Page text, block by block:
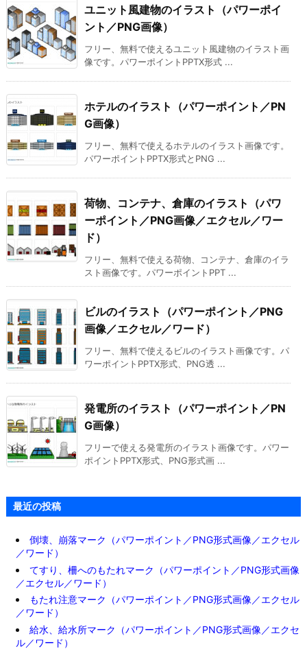
ユニット風建物のイラスト（パワーポイ
ント／PNG画像）
フリー、無料で使えるユニット風建物のイラスト画
像です。パワーポイントPPTX形式 ...
ホテルのイラスト（パワーポイント／PN
G画像）
フリー、無料で使えるホテルのイラスト画像です。
パワーポイントPPTX形式とPNG ...
荷物、コンテナ、倉庫のイラスト（パワ
ーポイント／PNG画像／エクセル／ワー
ド）
フリー、無料で使える荷物、コンテナ、倉庫のイラ
スト画像です。パワーポイントPPT ...
ビルのイラスト（パワーポイント／PNG
画像／エクセル／ワード）
フリー、無料で使えるビルのイラスト画像です。パ
ワーポイントPPTX形式、PNG透 ...
発電所のイラスト（パワーポイント／PN
G画像）
フリーで使える発電所のイラスト画像です。パワー
ポイントPPTX形式、PNG形式画 ...
最近の投稿
倒壊、崩落マーク（パワーポイント／PNG形式画像／エクセル
／ワード）
てすり、柵へのもたれマーク（パワーポイント／PNG形式画像
／エクセル／ワード）
もたれ注意マーク（パワーポイント／PNG形式画像／エクセル
／ワード）
給水、給水所マーク（パワーポイント／PNG形式画像／エクセ
ル／ワード）